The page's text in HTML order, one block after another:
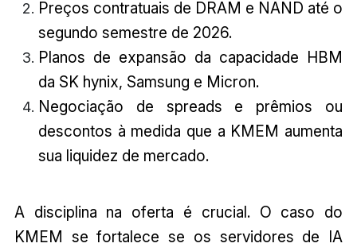
Preços contratuais de DRAM e NAND até o
segundo semestre de 2026.
Planos de expansão da capacidade HBM
da SK hynix, Samsung e Micron.
Negociação de spreads e prêmios ou
descontos à medida que a KMEM aumenta
sua liquidez de mercado.
A disciplina na oferta é crucial. O caso do
KMEM se fortalece se os servidores de IA